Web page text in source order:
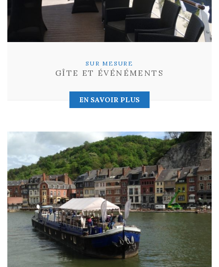
SUR MESURE
GÎTE ET ÉVÉNÉMENTS
EN SAVOIR PLUS